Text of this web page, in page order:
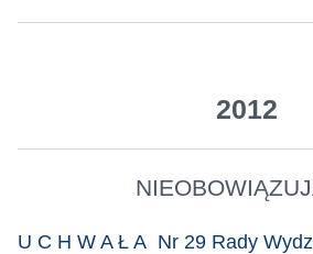
2012
U C H W A Ł A Nr 29 Rady